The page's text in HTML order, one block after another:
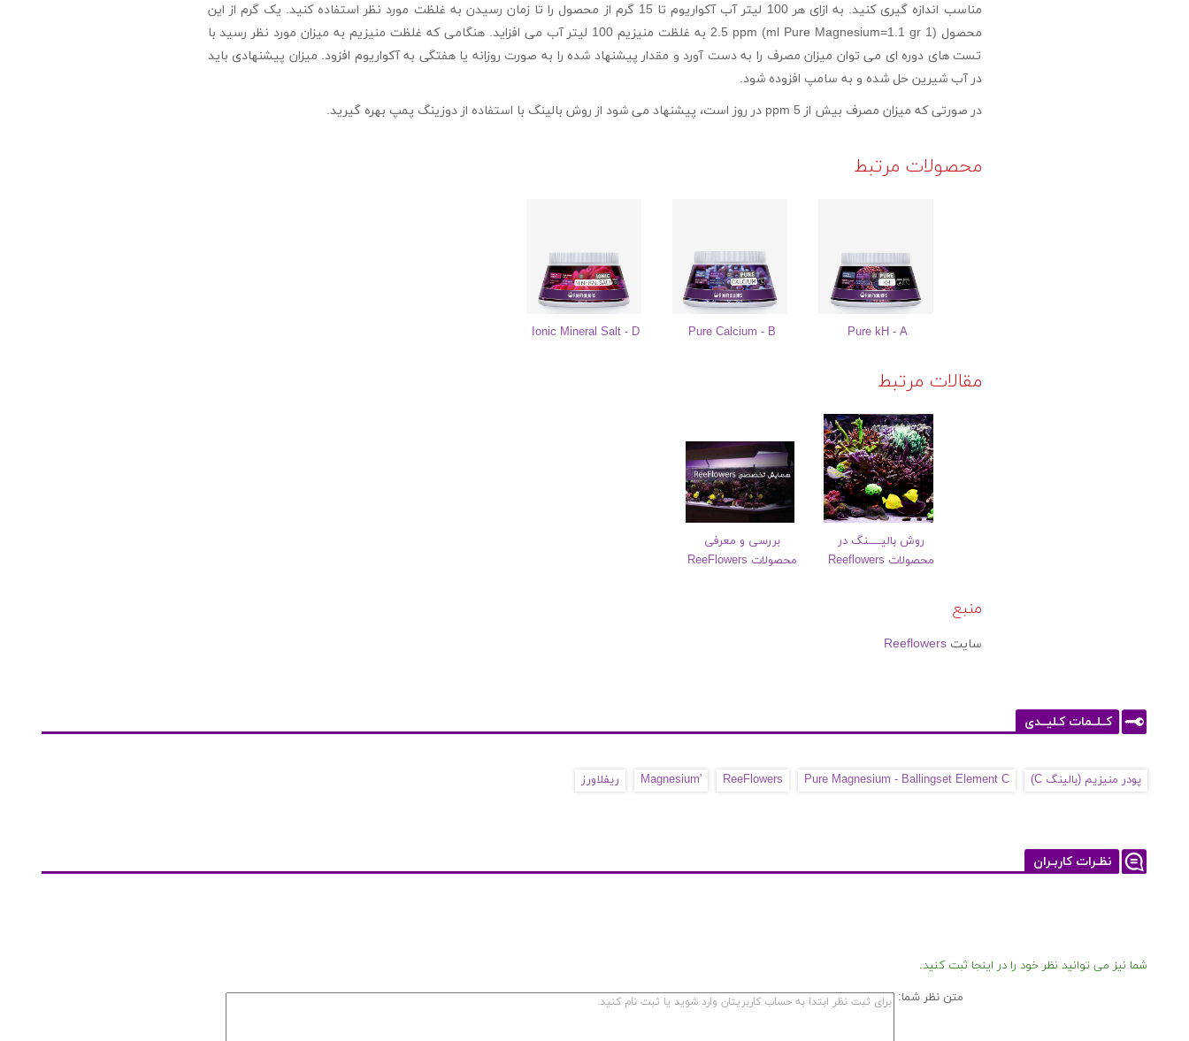
مناسب اندازه گیری کنید. به ازای هر 100 لیتر آب آکواریوم تا 15 گرم از محصول را تا زمان رسیدن به غلظت مورد نظر استفاده کنید. یک گرم از این
محصول (1 ml Pure Magnesium=1.1 gr) 2.5 ppm به غلظت منیزیم 100 لیتر آب می افزاید. هنگامی که غلظت منیزیم به میزان مورد نظر رسید با
تست های دوره ای می توان میزان مصرف را به دست آورد و مقدار پیشنهاد شده را به صورت روزانه یا هفتگی به آکواریوم افزود. میزان پیشنهادی باید
در آب شیرین حل شده و به سامپ افزوده شود.
در صورتی که میزان مصرف بیش از 5 ppm در روز است، پیشنهاد می شود از روش بالینگ با استفاده از دوزینگ پمپ بهره گیرید.
محصولات مرتبط
Pure kH - A
Pure Calcium - B
Ionic Mineral Salt - D
مقالات مرتبط
روش بالیـــــنگ در
محصولات Reeflowers
بررسی و معرفی
محصولات ReeFlowers
منبع
سایتReeflowers
کــلــمات کـلیــدی
پودر منیزیم (بالینگ C) Pure Magnesium - Ballingset Element C
ReeFlowers
'Magnesium ریفلاورز
نظـرات کاربـران
شما نیز می توانید نظر خود را در اینجا ثبت کنید.
متن نظر شما: